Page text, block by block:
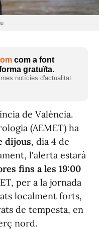
com a font
gratuïta.
notícies d'actualitat.
de València.
(AEMET) ha
dijous, dia 4 de
l'alerta estarà
fins a les 19:00
per a la jornada
localment forts,
de tempesta, en
nord.